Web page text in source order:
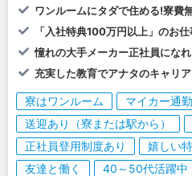
ワンルームにタダで住める!寮費
「入社特典100万円以上」のお
憧れの大手メーカー正社員にな
充実した教育でアナタのキャリ
寮はワンルーム
マイカー通
送迎あり（寮または駅から）
正社員登用制度あり
嬉しい
友達と働く
40～50代活躍中